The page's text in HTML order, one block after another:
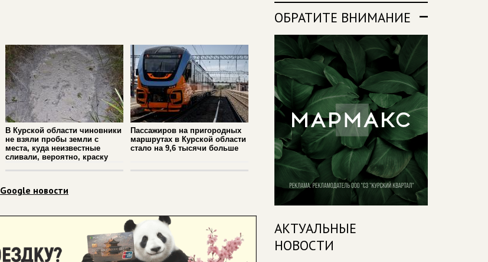
В Курской области чиновники
не взяли пробы земли с
места, куда неизвестные
сливали, вероятно, краску
Пассажиров на пригородных
маршрутах в Курской области
стало на 9,6 тысячи больше
Google новости
ОБРАТИТЕ ВНИМАНИЕ
АКТУАЛЬНЫЕ
НОВОСТИ